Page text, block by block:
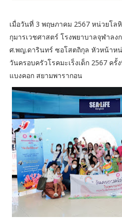
เมื่อวันที่ 3 พฤษภาคม 2567 หน่วยโล
กุมารเวชศาสตร์ โรงพยาบาลจุฬาล
ศ.พญ.ดารินทร์ ซอโสตถิกุล หัวหน้าห
วันครอบครัวโรคมะเร็งเด็ก 2567 ครั้
แบงคอก สยามพารากอน